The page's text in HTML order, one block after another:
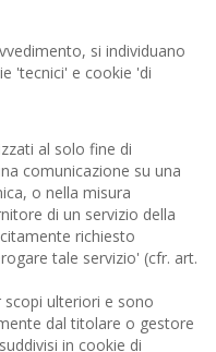
si individuano
'tecnici' e cookie 'di
al solo fine di
comunicazione su una
o nella misura
di un servizio della
richiesto
tale servizio' (cfr. art.
scopi ulteriori e sono
dal titolare o gestore
in cookie di